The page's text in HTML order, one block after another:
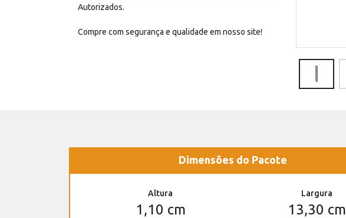
Autorizados.
Compre com segurança e qualidade em nosso site!
Dimensões do Pacote
Altura
1,10 cm
Largura
13,30 cm